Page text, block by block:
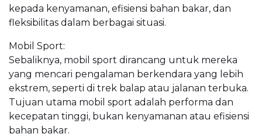
kepada kenyamanan, efisiensi bahan bakar, dan
fleksibilitas dalam berbagai situasi.
Mobil Sport:
Sebaliknya, mobil sport dirancang untuk mereka
yang mencari pengalaman berkendara yang lebih
ekstrem, seperti di trek balap atau jalanan terbuka.
Tujuan utama mobil sport adalah performa dan
kecepatan tinggi, bukan kenyamanan atau efisiensi
bahan bakar.